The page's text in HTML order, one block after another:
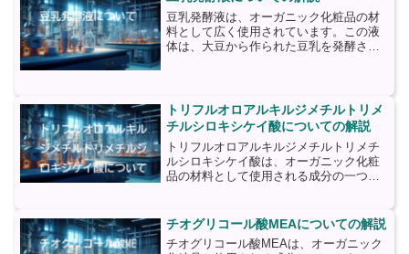
豆乳発酵液は、オーガニック化粧品の材
料として広く使用されています。この液
体は、大豆から作られた豆乳を発酵させ
ています。これらの栄養素...
トリフルオロアルキルジメチルトリメ
チルシロキシケイ酸についての解説
トリフルオロアルキルジメチルトリメチ
ルシロキシケイ酸は、オーガニック化粧
品の材料として使用される成分の一つで
湿効果を与えるために使用されます。ト
リフルオロアルキルジメチ...
チオグリコール酸MEAについての解説
チオグリコール酸MEAは、オーガニック